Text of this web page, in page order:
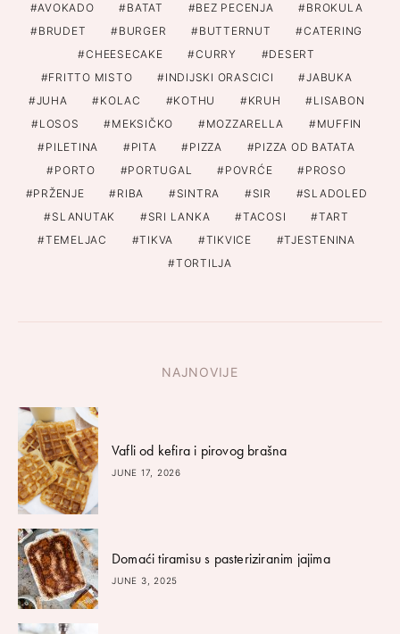
AVOKADO BATAT BEZ PECENJA
BROKULA
BRUDET
BURGER BUTTERNUT
CATERING
CHEESECAKE
CURRY
DESERT
FRITTO MISTO
INDIJSKI ORASCICI
JABUKA
JUHA
KOLAC KOTHU KRUH
LISABON
LOSOS
MEKSIČKO MOZZARELLA
MUFFIN
PILETINA
PITA PIZZA
PIZZA OD BATATA
PORTO
PORTUGAL POVRĆE
PROSO
PRŽENJE
RIBA SINTRA SIR
SLADOLED
SLANUTAK
SRI LANKA TACOSI
TART
TEMELJAC
TIKVA TIKVICE
TJESTENINA
TORTILJA
NAJNOVIJE
Vafli od kefira i pirovog brašna
JUNE 17, 2026
Domaći tiramisu s pasteriziranim jajima
JUNE 3, 2025